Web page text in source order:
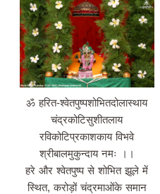
ॐ हरित-श्वेतपुष्पशोभितदोलास्थाय
चंद्रकोटिसुशीतलाय
रविकोटिप्रकाशकाय विभवे
श्रीबालमुकुन्दाय नमः ।।
हरे और श्वेतपुष्प से शोभित झूले में
स्थित, करोड़ों चंद्रमाओंके समान